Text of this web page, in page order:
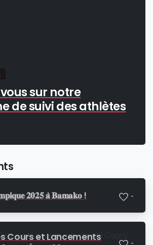
sur notre
de suivi des athlètes
𝟐𝟎𝟐𝟓 𝐚̀ 𝐁𝐚𝐦𝐚𝐤𝐨 ! -
-